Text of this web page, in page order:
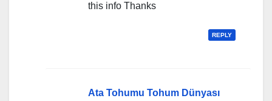
this info Thanks
REPLY
Ata Tohumu Tohum Dünyası